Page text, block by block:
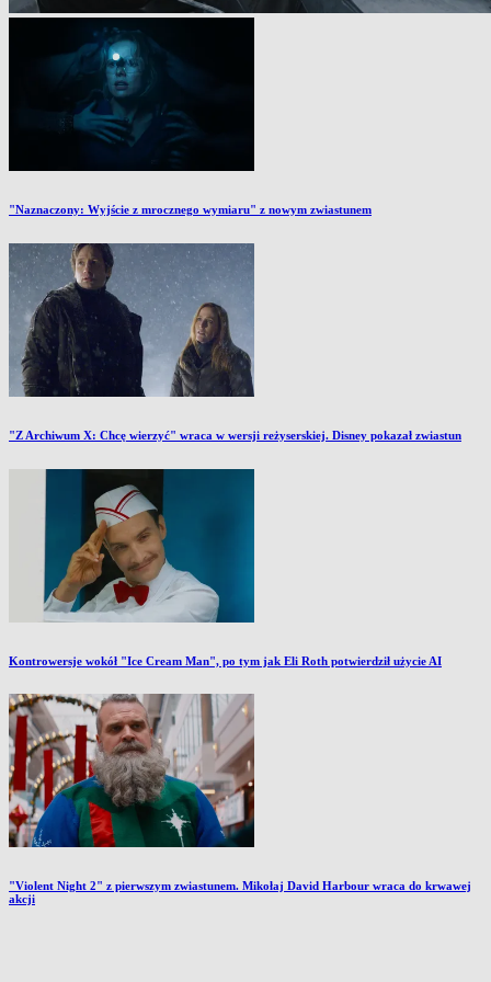
"Naznaczony: Wyjście z mrocznego wymiaru" z nowym zwiastunem
"Z Archiwum X: Chcę wierzyć" wraca w wersji reżyserskiej. Disney pokazał zwiastun
Kontrowersje wokół "Ice Cream Man", po tym jak Eli Roth potwierdził użycie AI
"Violent Night 2" z pierwszym zwiastunem. Mikołaj David Harbour wraca do krwawej
akcji